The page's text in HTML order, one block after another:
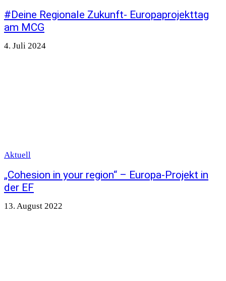
#Deine Regionale Zukunft- Europaprojekttag
am MCG
4. Juli 2024
Aktuell
„Cohesion in your region“ – Europa-Projekt in
der EF
13. August 2022